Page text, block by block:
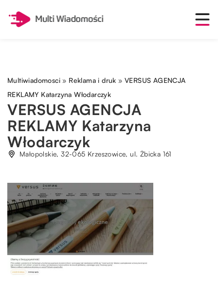
Multiwiadomosci » Reklama i druk »VERSUS AGENCJA
REKLAMY Katarzyna Włodarczyk
VERSUS AGENCJA
REKLAMY Katarzyna
Włodarczyk
Małopolskie, 32-065 Krzeszowice, ul. Żbicka 161